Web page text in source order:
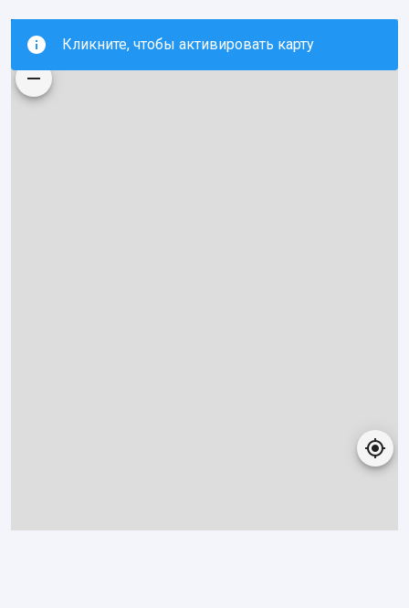
Кликните, чтобы активировать карту